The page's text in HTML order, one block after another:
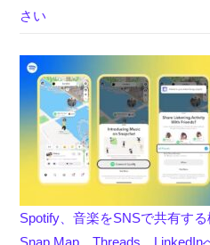
さい
Spotify、音楽をSNSで共有す